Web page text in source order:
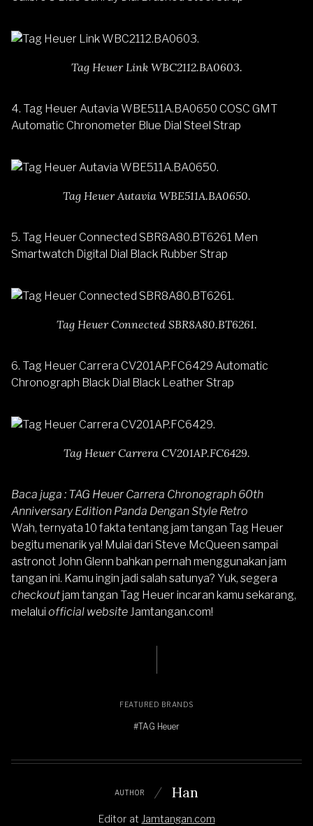
Tag Heuer Link WBC2112.BA0603.
4. Tag Heuer Autavia WBE511A.BA0650 COSC GMT
Automatic Chronometer Blue Dial Steel Strap
Tag Heuer Autavia WBE511A.BA0650.
5. Tag Heuer Connected SBR8A80.BT6261 Men
Smartwatch Digital Dial Black Rubber Strap
Tag Heuer Connected SBR8A80.BT6261.
6. Tag Heuer Carrera CV201AP.FC6429 Automatic
Chronograph Black Dial Black Leather Strap
Tag Heuer Carrera CV201AP.FC6429.
Baca juga : TAG Heuer Carrera Chronograph 60th
Anniversary Edition Panda Dengan Style Retro
Wah, ternyata 10 fakta tentang jam tangan Tag Heuer
begitu menarik ya! Mulai dari Steve McQueen sampai
astronot John Glenn bahkan pernah menggunakan jam
tangan ini. Kamu ingin jadi salah satunya? Yuk, segera
checkoutjam tangan Tag Heuer incaran kamu sekarang,
melalui official websiteJamtangan.com!
FEATURED BRANDS
#TAG Heuer
AUTHOR Han
Editor at Jamtangan.com